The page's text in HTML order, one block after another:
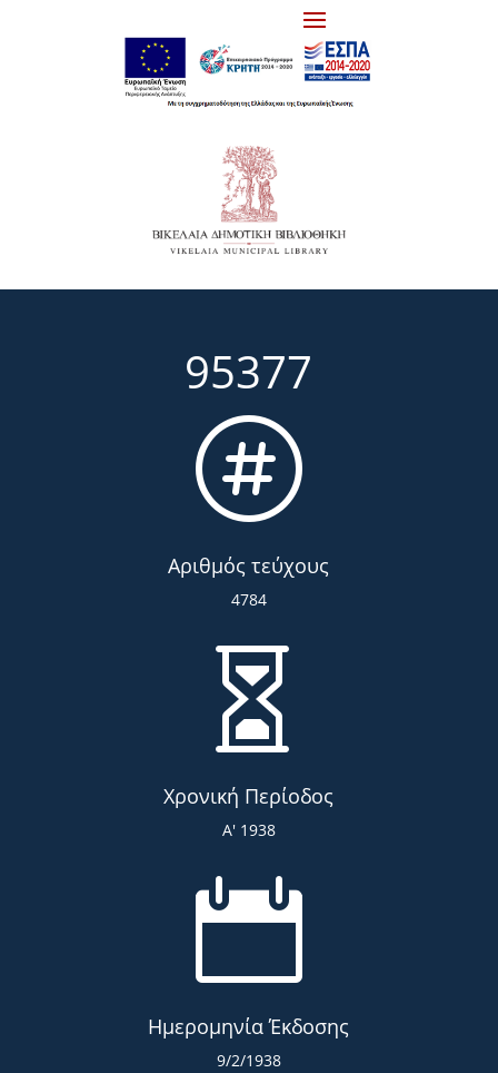
95377

Αριθμός τεύχους
4784

Χρονική Περίοδος
Α' 1938

Ημερομηνία Έκδοσης
9/2/1938